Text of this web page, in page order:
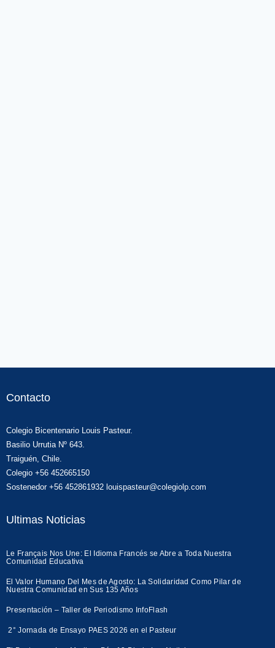
Contacto
Colegio Bicentenario Louis Pasteur.
Basilio Urrutia Nº 643.
Traiguén, Chile.
Colegio +56 452665150
Sostenedor +56 452861932 louispasteur@colegiolp.com
Ultimas Noticias
Le Français Nos Une: El Idioma Francés se Abre a Toda Nuestra
Comunidad Educativa
El Valor Humano Del Mes de Agosto: La Solidaridad Como Pilar de
Nuestra Comunidad en Sus 135 Años
Presentación – Taller de Periodismo InfoFlash
2° Jornada de Ensayo PAES 2026 en el Pasteur